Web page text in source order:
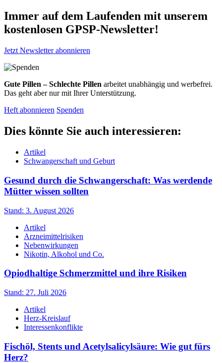
Immer auf dem Laufenden mit unserem
kostenlosen GPSP-Newsletter!
Jetzt Newsletter abonnieren
Gute Pillen – Schlechte Pillen arbeitet unabhängig und werbefrei.
Das geht aber nur mit Ihrer Unterstützung.
Heft abonnieren Spenden
Dies könnte Sie auch interessieren:
Artikel
Schwangerschaft und Geburt
Gesund durch die Schwangerschaft: Was werdende
Mütter wissen sollten
Stand: 3. August 2026
Artikel
Arzneimittelrisiken
Nebenwirkungen
Nikotin, Alkohol und Co.
Opiodhaltige Schmerzmittel und ihre Risiken
Stand: 27. Juli 2026
Artikel
Herz-Kreislauf
Interessenkonflikte
Fischöl, Stents und Acetylsalicylsäure: Wie gut fürs
Herz?